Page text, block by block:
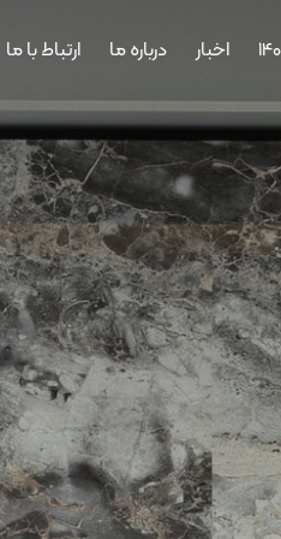
اخبار درباره ما ارتباط با ما